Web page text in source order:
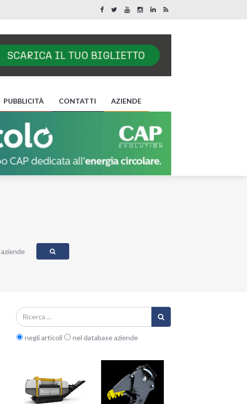
PUBBLICITÀ CONTATTI AZIENDE
negli articoli nel database aziende